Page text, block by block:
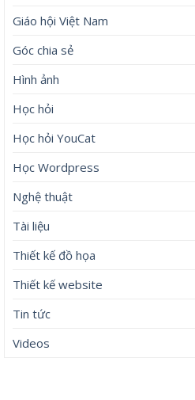
Giáo hội Việt Nam
Góc chia sẻ
Hình ảnh
Học hỏi
Học hỏi YouCat
Học Wordpress
Nghệ thuật
Tài liệu
Thiết kế đồ họa
Thiết kế website
Tin tức
Videos